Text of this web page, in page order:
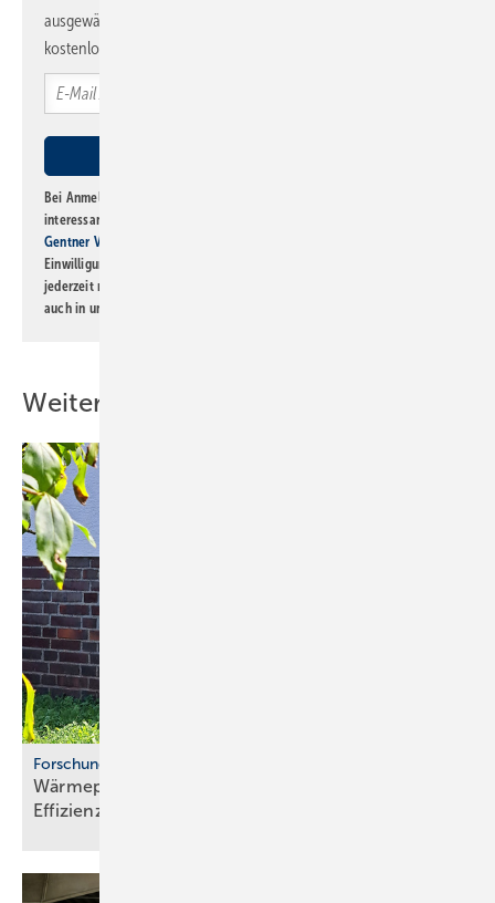
ausgewählte Informationen und Neuigkeiten, gebündelt und
kostenlos direkt ins Postfach.
Bei Anmeldung zu diesem Newsletter bin ich damit einverstanden, über
interessante Verlags- und Online-Angebote
Gentner Verlag GmbH & Co. KG
Einwilligung kann ich jederzeit widerrufen und eine Abmeldung ist
jederzeit möglich. Informationen zum Umgang mit Daten finden Sie
auch in unserer
Weitere Inhalte
Forschungsprojekt
Wärmepumpen im Altbau: Stu­die be­legt
Ef­fi­zi­enz